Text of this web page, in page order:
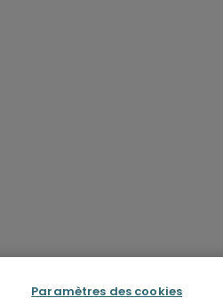
Paramètres des cookies